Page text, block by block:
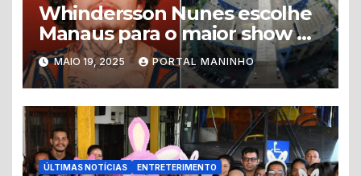
Whindersson Nunes escolhe
Manaus para o maior show de
sua carreira e mira recorde
histórico
MAIO 19, 2025 PORTAL MANINHO
ÚLTIMAS NOTÍCIAS ENTRETERIMENTO